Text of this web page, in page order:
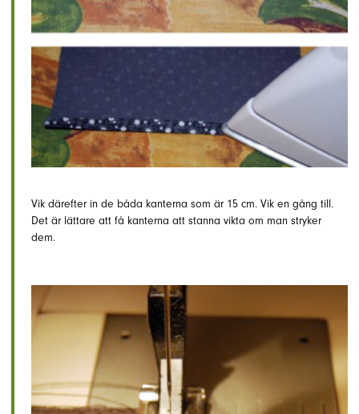
Vik därefter in de båda kanterna som är 15 cm. Vik en gång till.
Det är lättare att få kanterna att stanna vikta om man stryker
dem.